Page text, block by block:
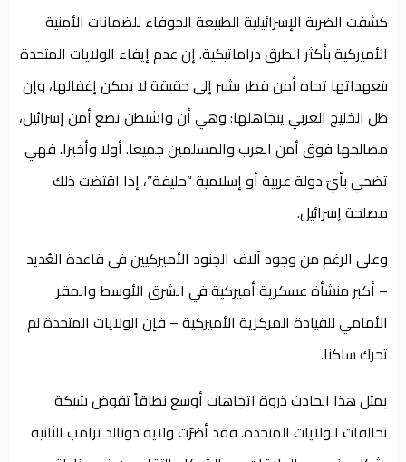
كشفت الضربة الإسرائيلية الطبيعة الجوفاء للضمانات الأمنية
الأميركية بأكثر الطرق دراماتيكية. إن عدم إيفاء الولايات المتحدة
بتعهداتها تجاه أمن قطر يشير إلى حقيقة لا يمكن إغفالها، وإن
ظل الخليج العربي يتجاهلها: وهي أن واشنطن تضع أمن إسرائيل،
مصالحها فوق أمن العرب والمسلمين جميعا. أولا وأخيرا. فهي
تضحي بأيّ دولة عربية أو إسلامية “حليفة”، إذا اقتضت ذلك
مصلحة إسرائيل.
وعلى الرغم من وجود آلاف الجنود الأميركيين في قاعدة العُديد
– أكبر منشأة عسكرية أميركية في الشرق الأوسط والمقر
الأمامي للقيادة المركزية الأميركية – فإن الولايات المتحدة لم
تحرك ساكنا.
يمثل هذا الحادث ذروة اتجاهات أوسع نطاقاً تقوض شبكة
تحالفات الولايات المتحدة. فقد أضرّت ولاية دونالد ترامب الثانية